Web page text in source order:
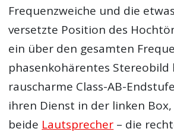
Frequenzweiche und die
versetzte Position des
ein über den gesamten
phasenkohärentes Stereobild
rauscharme Class-AB-
ihren Dienst in der linken
beide Lautsprecher – die